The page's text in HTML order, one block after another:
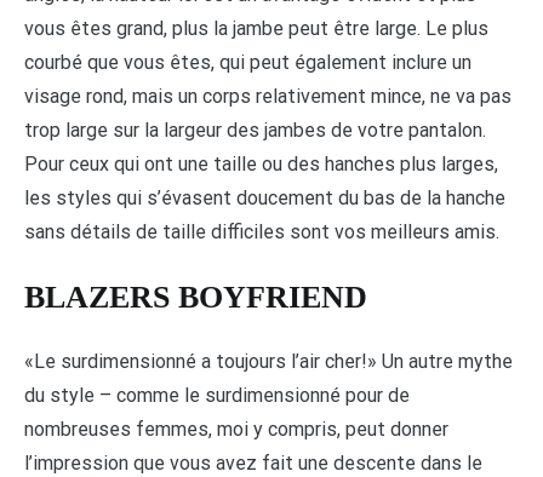
vous êtes grand, plus la jambe peut être large. Le plus
courbé que vous êtes, qui peut également inclure un
visage rond, mais un corps relativement mince, ne va pas
trop large sur la largeur des jambes de votre pantalon.
Pour ceux qui ont une taille ou des hanches plus larges,
les styles qui s’évasent doucement du bas de la hanche
sans détails de taille difficiles sont vos meilleurs amis.
BLAZERS BOYFRIEND
«Le surdimensionné a toujours l’air cher!» Un autre mythe
du style – comme le surdimensionné pour de
nombreuses femmes, moi y compris, peut donner
l’impression que vous avez fait une descente dans le